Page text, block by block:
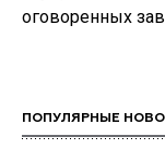
оговоренных
ПОПУЛЯРНЫЕ